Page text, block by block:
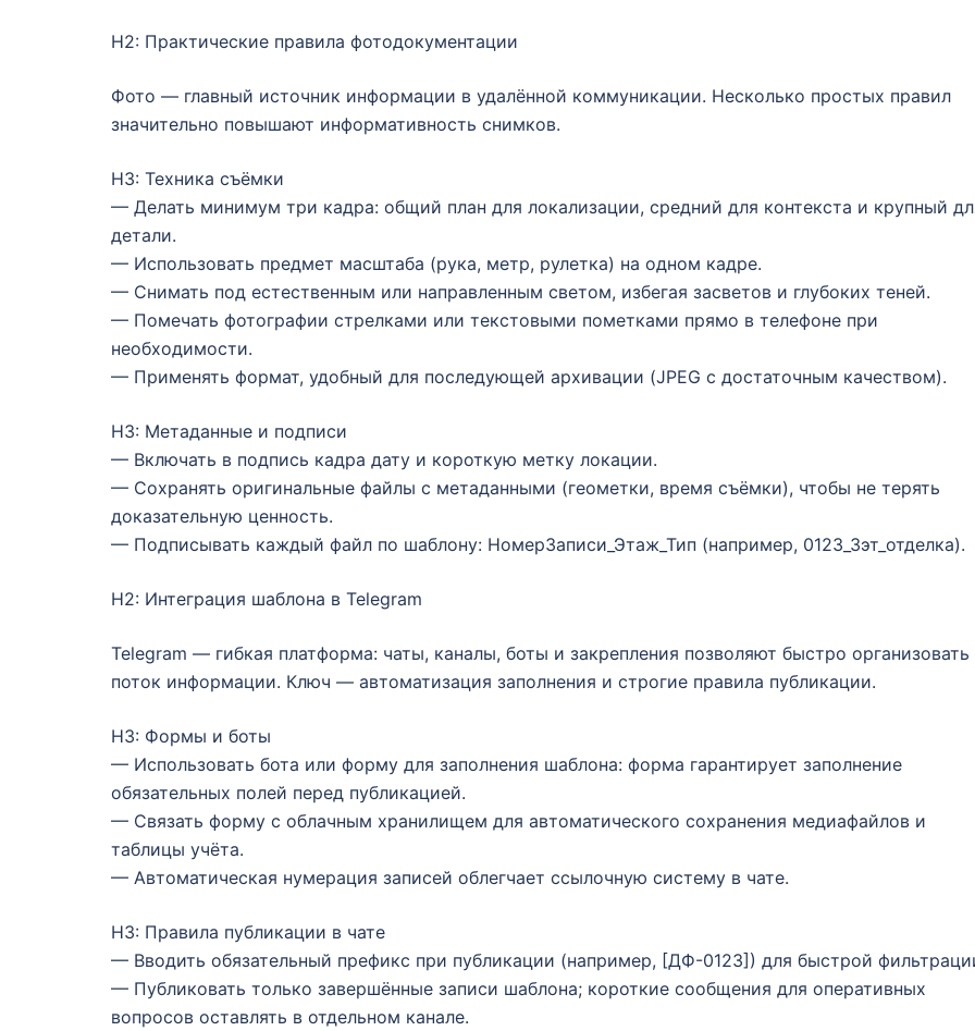
H2: Практические правила фотодокументации
Фото — главный источник информации в удалённой коммуникации. Несколько простых правил
значительно повышают информативность снимков.
H3: Техника съёмки
— Делать минимум три кадра: общий план для локализации, средний для контекста и крупный
детали.
— Использовать предмет масштаба (рука, метр, рулетка) на одном кадре.
— Снимать под естественным или направленным светом, избегая засветов и глубоких теней.
— Помечать фотографии стрелками или текстовыми пометками прямо в телефоне при
необходимости.
— Применять формат, удобный для последующей архивации (JPEG с достаточным качеством).
H3: Метаданные и подписи
— Включать в подпись кадра дату и короткую метку локации.
— Сохранять оригинальные файлы с метаданными (геометки, время съёмки), чтобы не терять
доказательную ценность.
— Подписывать каждый файл по шаблону: НомерЗаписи_Этаж_Тип (например, 0123_3эт_отделка).
H2: Интеграция шаблона в Telegram
Telegram — гибкая платформа: чаты, каналы, боты и закрепления позволяют быстро организовать
поток информации. Ключ — автоматизация заполнения и строгие правила публикации.
H3: Формы и боты
— Использовать бота или форму для заполнения шаблона: форма гарантирует заполнение
обязательных полей перед публикацией.
— Связать форму с облачным хранилищем для автоматического сохранения медиафайлов и
таблицы учёта.
— Автоматическая нумерация записей облегчает ссылочную систему в чате.
H3: Правила публикации в чате
— Вводить обязательный префикс при публикации (например, [ДФ-0123]) для быстрой
— Публиковать только завершённые записи шаблона; короткие сообщения для оперативных
вопросов оставлять в отдельном канале.